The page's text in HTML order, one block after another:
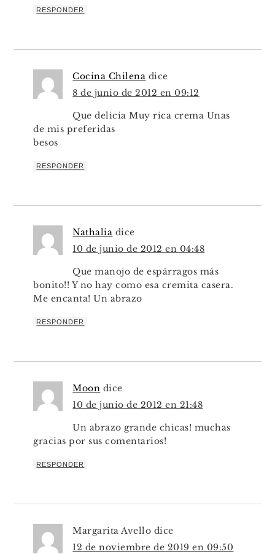
RESPONDER
Cocina Chilena dice
8 de junio de 2012 en 09:12
Que delicia Muy rica crema Unas
de mis preferidas
besos
RESPONDER
Nathalia dice
10 de junio de 2012 en 04:48
Que manojo de espárragos más
bonito!! Y no hay como esa cremita casera.
Me encanta! Un abrazo
RESPONDER
Moon dice
10 de junio de 2012 en 21:48
Un abrazo grande chicas! muchas
gracias por sus comentarios!
RESPONDER
Margarita Avello dice
12 de noviembre de 2019 en 09:50